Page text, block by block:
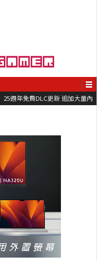
25週年免費DLC更新 追加大量內